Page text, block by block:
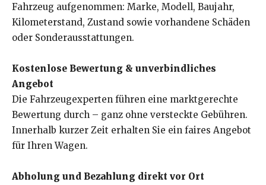
Fahrzeug aufgenommen: Marke, Modell, Baujahr,
Kilometerstand, Zustand sowie vorhandene Schäden
oder Sonderausstattungen.
Kostenlose Bewertung & unverbindliches
Angebot
Die Fahrzeugexperten führen eine marktgerechte
Bewertung durch – ganz ohne versteckte Gebühren.
Innerhalb kurzer Zeit erhalten Sie ein faires Angebot
für Ihren Wagen.
Abholung und Bezahlung direkt vor Ort